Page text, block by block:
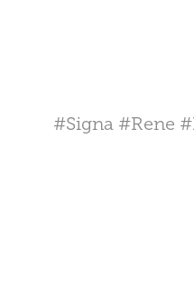
#Signa #Rene